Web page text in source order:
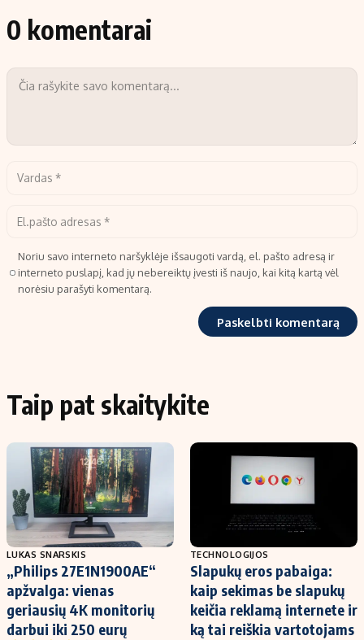
0 komentarai
Noriu savo interneto naršyklėje išsaugoti vardą, el. pašto adresą ir
interneto puslapį, kad jų nebereiktų įvesti iš naujo, kai kitą kartą vėl
norėsiu parašyti komentarą.
Taip pat skaitykite
LUKAS SNARSKIS
„Philips 27E1N1900AE“
apžvalga: vienas
geriausių 4K monitorių
darbui iki 250 eurų
TECHNOLOGIJOS
Slapukų eros pabaiga:
kaip sekimas be slapukų
keičia reklamą internete ir
ką tai reiškia vartotojams